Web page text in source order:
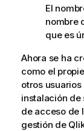
El
nombre
que es
Ahora se ha
como el
otros
instalación
de acceso de
gestión de